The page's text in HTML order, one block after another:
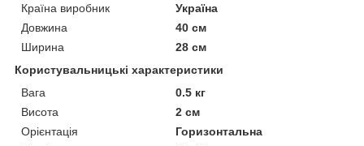
Країна виробник
Україна
Довжина
40 см
Ширина
28 см
Користувальницькі характеристики
Вага
0.5 кг
Висота
2 см
Орієнтація
Горизонтальна